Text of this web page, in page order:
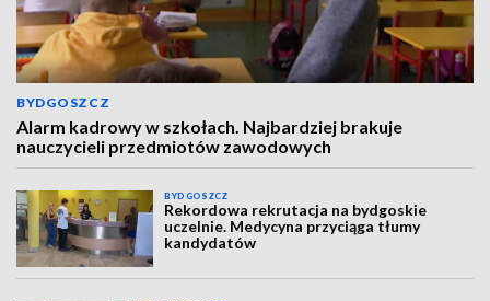
BYDGOSZCZ
Alarm kadrowy w szkołach. Najbardziej brakuje
nauczycieli przedmiotów zawodowych
BYDGOSZCZ
Rekordowa rekrutacja na bydgoskie
uczelnie. Medycyna przyciąga tłumy
kandydatów